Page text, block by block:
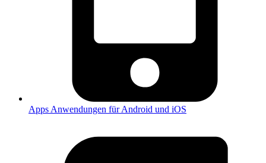
Apps Anwendungen für Android und iOS